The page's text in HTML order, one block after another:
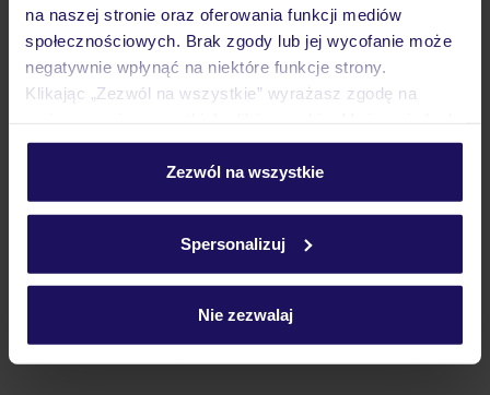
na naszej stronie oraz oferowania funkcji mediów
społecznościowych. Brak zgody lub jej wycofanie może
negatywnie wpłynąć na niektóre funkcje strony.
Klikając „Zezwól na wszystkie” wyrażasz zgodę na
personalizować swój wybór wchodząc w zakładkę
Szczegółowe informacje o plikach cookie znajdziesz
Zezwól na wszystkie
Spersonalizuj
Nie zezwalaj
Hotel
Opinie